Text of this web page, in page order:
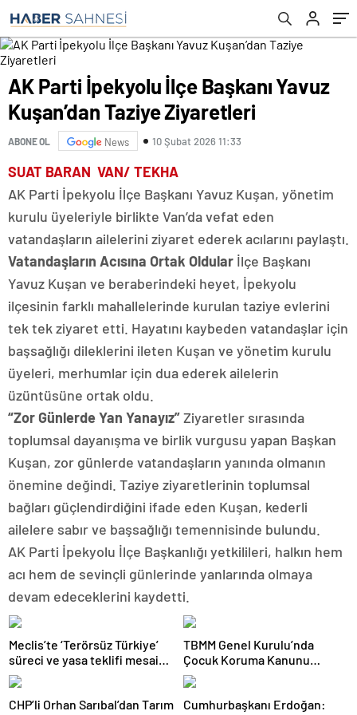
AK Parti İpekyolu İlçe Başkanı Yavuz
Kuşan’dan Taziye Ziyaretleri
ABONE OL News 10 Şubat 2026 11:33
SUAT BARAN VAN/ TEKHA
AK Parti İpekyolu İlçe Başkanı Yavuz Kuşan, yönetim
kurulu üyeleriyle birlikte Van’da vefat eden
vatandaşların ailelerini ziyaret ederek acılarını paylaştı.
Vatandaşların Acısına Ortak Oldular İlçe Başkanı
Yavuz Kuşan ve beraberindeki heyet, İpekyolu
ilçesinin farklı mahallelerinde kurulan taziye evlerini
tek tek ziyaret etti. Hayatını kaybeden vatandaşlar için
başsağlığı dileklerini ileten Kuşan ve yönetim kurulu
üyeleri, merhumlar için dua ederek ailelerin
üzüntüsüne ortak oldu.
“Zor Günlerde Yan Yanayız”Ziyaretler sırasında
toplumsal dayanışma ve birlik vurgusu yapan Başkan
Kuşan, zor günlerde vatandaşların yanında olmanın
önemine değindi. Taziye ziyaretlerinin toplumsal
bağları güçlendirdiğini ifade eden Kuşan, kederli
ailelere sabır ve başsağlığı temennisinde bulundu.
AK Parti İpekyolu İlçe Başkanlığı yetkilileri, halkın hem
acı hem de sevinçli günlerinde yanlarında olmaya
devam edeceklerini kaydetti.
Meclis’te ‘Terörsüz Türkiye’
süreci ve yasa teklifi mesaisi:
Partilerden çarpıcı
açıklamalar
TBMM Genel Kurulu’nda
Çocuk Koruma Kanunu
teklifinde yeni maddeler
kabul edildi
CHP’li Orhan Sarıbal’dan Tarım
Cumhurbaşkanı Erdoğan: